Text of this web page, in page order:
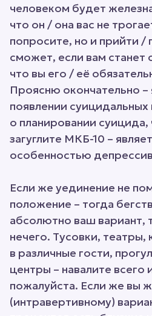
человеком будет
что он / она вас не
попросите, но и прийти /
сможет, если вам станет
что вы его / её
Проясню окончательно –
появлении
о планировании суицида,
загуглите МКБ-10 –
особенностью
Если же уединение не
положение – тогда
абсолютно ваш вариант,
нечего. Тусовки,
в различные гости,
центры – навалите всего
пожалуйста. Если же вы
(интравертивному)